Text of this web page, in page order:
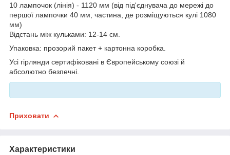
10 лампочок (лінія) - 1120 мм (від під'єднувача до мережі до
першої лампочки 40 мм, частина, де розміщуються кулі 1080
мм)
Відстань між кульками: 12-14 см.
Упаковка: прозорий пакет + картонна коробка.
Усі гірлянди сертифіковані в Європейському союзі й
абсолютно безпечні.
Приховати
Характеристики